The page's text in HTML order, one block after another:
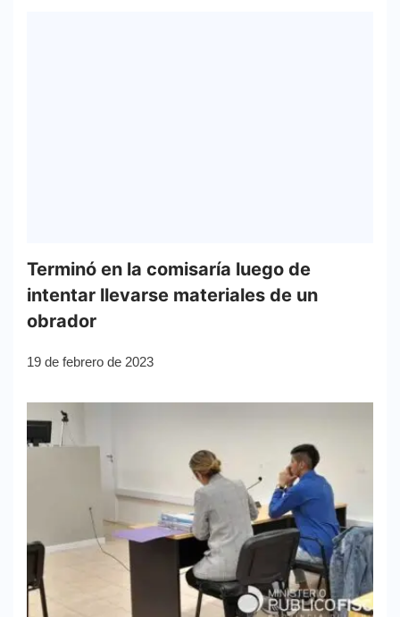
Terminó en la comisaría luego de
intentar llevarse materiales de un
obrador
19 de febrero de 2023